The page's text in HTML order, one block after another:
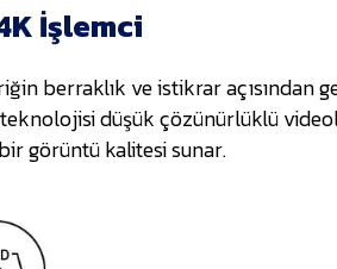
İşlemci
berraklık ve istikrar açısından
düşük çözünürlüklü
görüntü kalitesi sunar.